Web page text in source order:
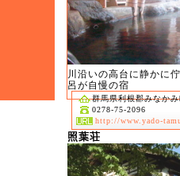
の
宿
川沿いの高台に静かに
呂が自慢の宿
群馬県利根郡みなか
0278-75-2096
http://www.yado-
照葉荘